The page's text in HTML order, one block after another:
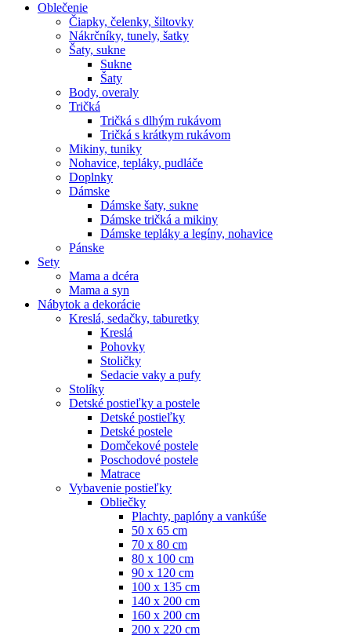
Oblečenie
Čiapky, čelenky, šiltovky
Nákrčníky, tunely, šatky
Šaty, sukne
Sukne
Šaty
Body, overaly
Tričká
Tričká s dlhým rukávom
Tričká s krátkym rukávom
Mikiny, tuniky
Nohavice, tepláky, pudláče
Doplnky
Dámske
Dámske šaty, sukne
Dámske tričká a mikiny
Dámske tepláky a legíny, nohavice
Pánske
Sety
Mama a dcéra
Mama a syn
Nábytok a dekorácie
Kreslá, sedačky, taburetky
Kreslá
Pohovky
Stoličky
Sedacie vaky a pufy
Stolíky
Detské postieľky a postele
Detské postieľky
Detské postele
Domčekové postele
Poschodové postele
Matrace
Vybavenie postieľky
Obliečky
Plachty, paplóny a vankúše
50 x 65 cm
70 x 80 cm
80 x 100 cm
90 x 120 cm
100 x 135 cm
140 x 200 cm
160 x 200 cm
200 x 220 cm